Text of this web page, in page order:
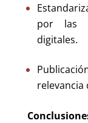
por las
digitales.
relevancia